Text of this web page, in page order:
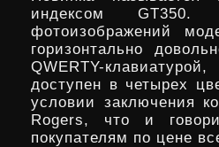
индексом
фотоизображений
горизонтально
QWERTY-
доступен в четырех
условии заключения
Rogers, что и
покупателям по цене